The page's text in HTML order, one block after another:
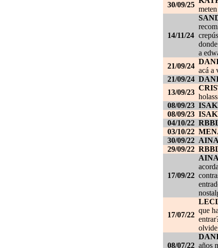
30/09/25
14/11/24
a
21/09/24
acá a
21/09/24
13/09/23
08/09/23
08/09/23
04/10/22
03/10/22
30/09/22
29/09/22
17/09/22
17/07/22
que
08/07/22 años